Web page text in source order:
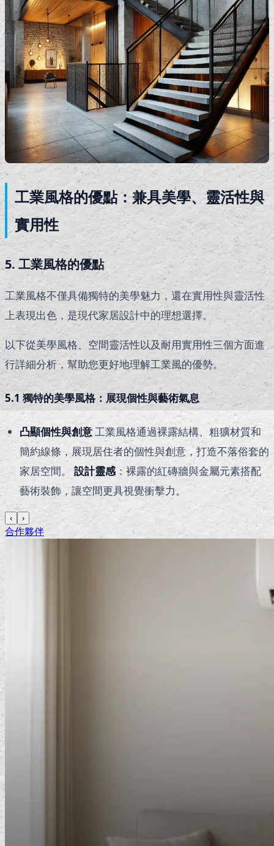
工業風格的優點：兼具美學、靈活性與
實用性
5. 工業風格的優點
工業風格不僅具備獨特的美學魅力，還在實用性與靈活性
上表現出色，是現代家居設計中的理想選擇。
以下從美學風格、空間靈活性以及耐用實用性三個方面進
行詳細分析，幫助您更好地理解工業風的優勢。
5.1 獨特的美學風格：展現個性與藝術氣息
凸顯個性與創意工業風格通過裸露結構、粗獷材質和
簡約線條，展現居住者的個性與創意，打造不落俗套的
家居空間。 設計靈感：裸露的紅磚牆與金屬元素搭配
藝術裝飾，讓空間更具視覺衝擊力。
‹ ›
合作夥伴